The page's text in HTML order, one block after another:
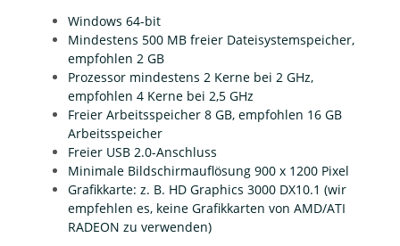
Windows 64-bit
Mindestens 500 MB freier Dateisystemspeicher,
empfohlen 2 GB
Prozessor mindestens 2 Kerne bei 2 GHz,
empfohlen 4 Kerne bei 2,5 GHz
Freier Arbeitsspeicher 8 GB, empfohlen 16 GB
Arbeitsspeicher
Freier USB 2.0-Anschluss
Minimale Bildschirmauflösung 900 x 1200 Pixel
Grafikkarte: z. B. HD Graphics 3000 DX10.1 (wir
empfehlen es, keine Grafikkarten von AMD/ATI
RADEON zu verwenden)